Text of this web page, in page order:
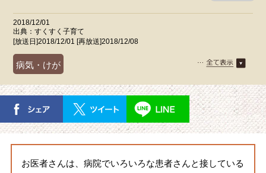
2018/12/01
出典：すくすく子育て
[放送日]2018/12/01 [再放送]2018/12/08
病気・けが
お医者さんは、病院でいろいろな患者さんと接している